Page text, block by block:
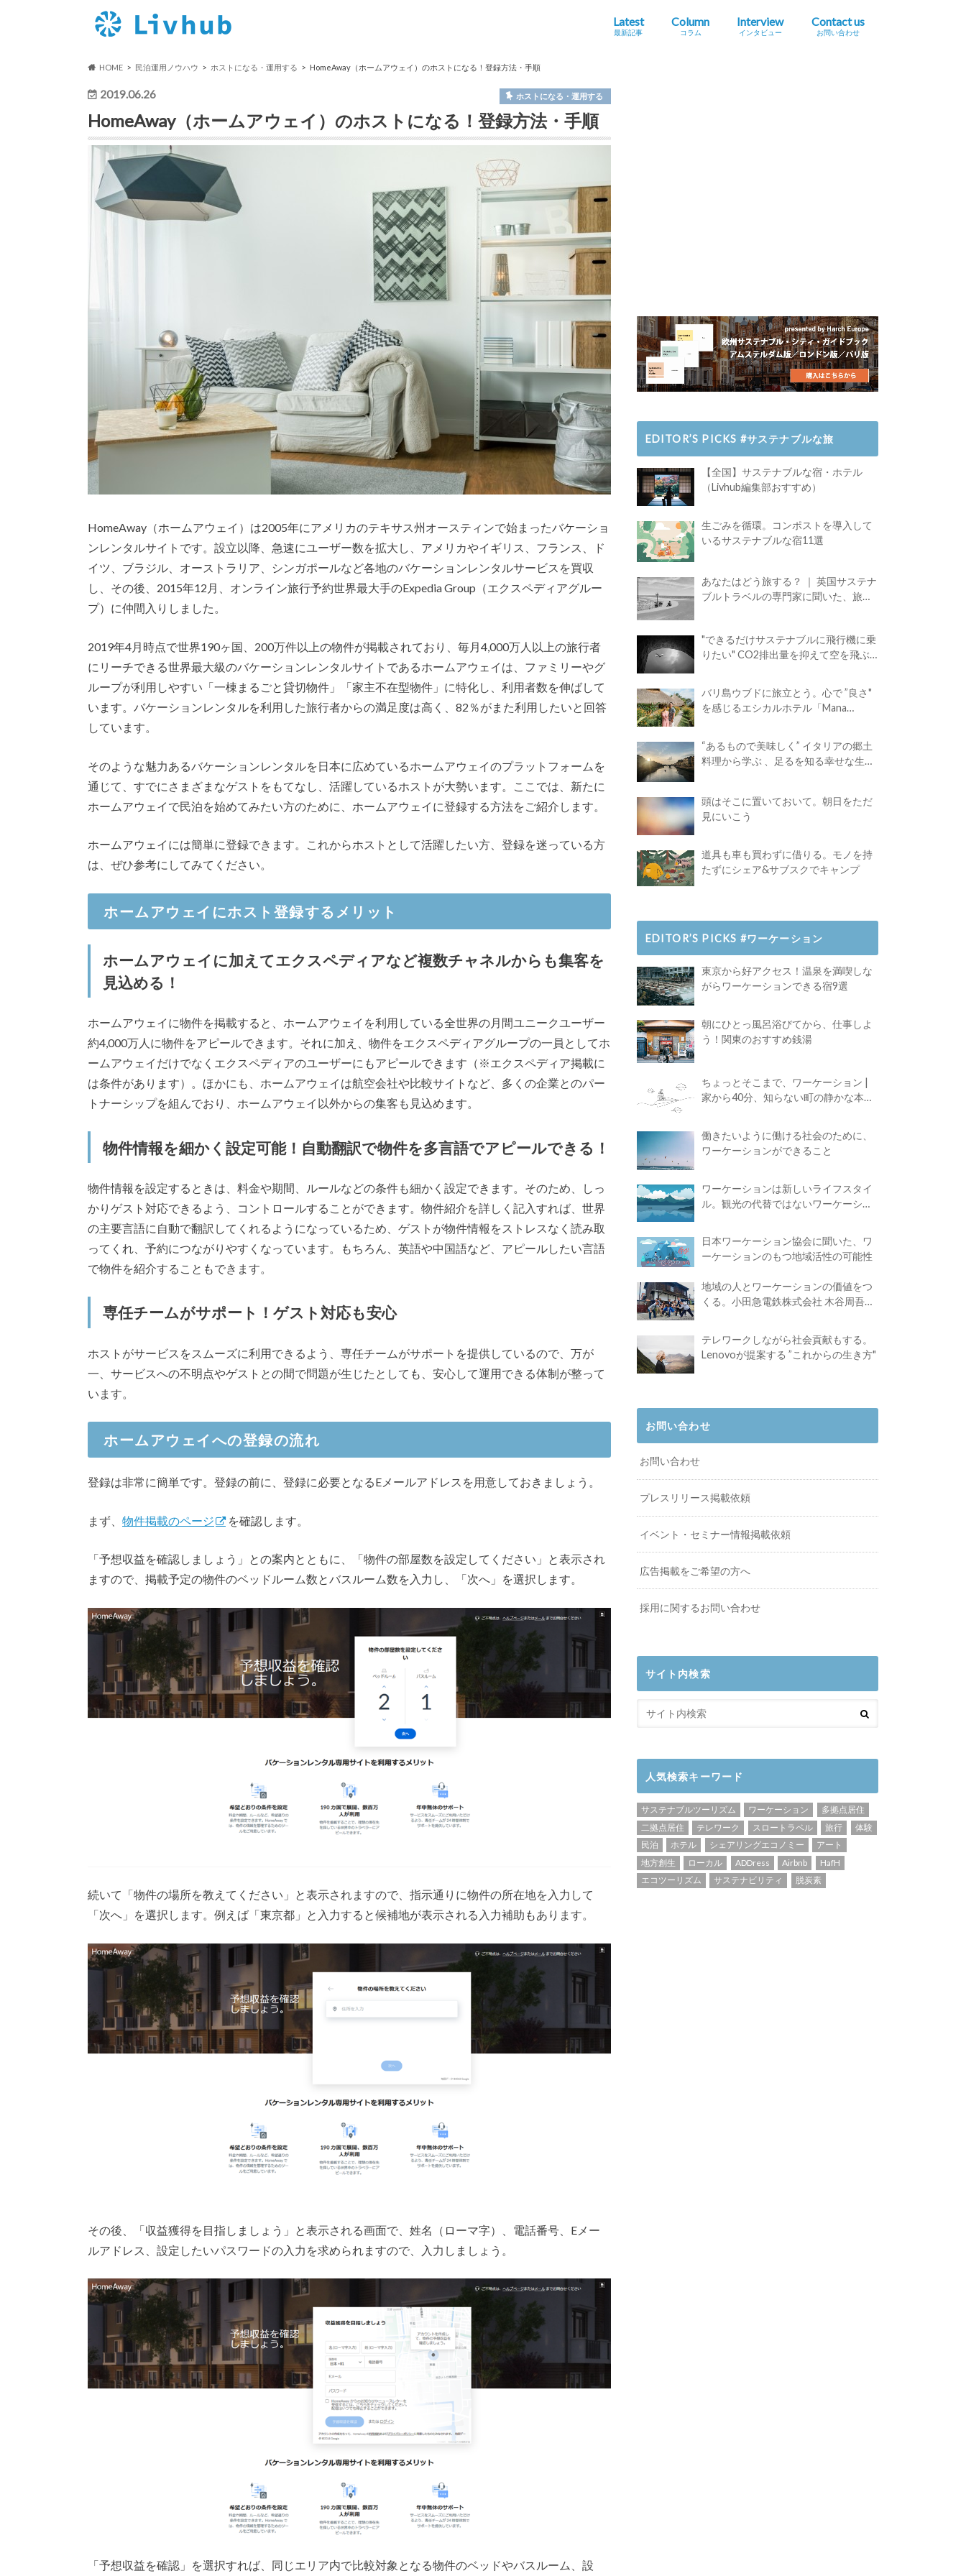
Latest
最新記事
Column
コラム
Interview
インタビュー
Contact us
お問い合わせ
HOME 民泊運用ノウハウ ホストになる・運用する HomeAway（ホームアウェイ）のホストになる！登録方法・手順
2019.06.26 ホストになる・運用する
HomeAway（ホームアウェイ）のホストになる！登録方法・手順
HomeAway（ホームアウェイ）は2005年にアメリカのテキサス州オースティンで始まったバケーショ
ンレンタルサイトです。設立以降、急速にユーザー数を拡大し、アメリカやイギリス、フランス、ド
イツ、ブラジル、オーストラリア、シンガポールなど各地のバケーションレンタルサービスを買収
し、その後、2015年12月、オンライン旅行予約世界最大手のExpedia Group（エクスペディアグルー
プ）に仲間入りしました。
2019年4月時点で世界190ヶ国、200万件以上の物件が掲載されており、毎月4,000万人以上の旅行者
にリーチできる世界最大級のバケーションレンタルサイトであるホームアウェイは、ファミリーやグ
ループが利用しやすい「一棟まるごと貸切物件」「家主不在型物件」に特化し、利用者数を伸ばして
います。バケーションレンタルを利用した旅行者からの満足度は高く、82％がまた利用したいと回答
しています。
そのような魅力あるバケーションレンタルを日本に広めているホームアウェイのプラットフォームを
通じて、すでにさまざまなゲストをもてなし、活躍しているホストが大勢います。ここでは、新たに
ホームアウェイで民泊を始めてみたい方のために、ホームアウェイに登録する方法をご紹介します。
ホームアウェイには簡単に登録できます。これからホストとして活躍したい方、登録を迷っている方
は、ぜひ参考にしてみてください。
ホームアウェイにホスト登録するメリット
ホームアウェイに加えてエクスペディアなど複数チャネルからも集客を
見込める！
ホームアウェイに物件を掲載すると、ホームアウェイを利用している全世界の月間ユニークユーザー
約4,000万人に物件をアピールできます。それに加え、物件をエクスペディアグループの一員としてホ
ームアウェイだけでなくエクスペディアのユーザーにもアピールできます（※エクスペディア掲載に
は条件があります）。ほかにも、ホームアウェイは航空会社や比較サイトなど、多くの企業とのパー
トナーシップを組んでおり、ホームアウェイ以外からの集客も見込めます。
物件情報を細かく設定可能！自動翻訳で物件を多言語でアピールできる！
物件情報を設定するときは、料金や期間、ルールなどの条件も細かく設定できます。そのため、しっ
かりゲスト対応できるよう、コントロールすることができます。物件紹介を詳しく記入すれば、世界
の主要言語に自動で翻訳してくれるようになっているため、ゲストが物件情報をストレスなく読み取
ってくれ、予約につながりやすくなっています。もちろん、英語や中国語など、アピールしたい言語
で物件を紹介することもできます。
専任チームがサポート！ゲスト対応も安心
ホストがサービスをスムーズに利用できるよう、専任チームがサポートを提供しているので、万が
一、サービスへの不明点やゲストとの間で問題が生じたとしても、安心して運用できる体制が整って
います。
ホームアウェイへの登録の流れ
登録は非常に簡単です。登録の前に、登録に必要となるEメールアドレスを用意しておきましょう。
まず、 物件掲載のページ を確認します。
「予想収益を確認しましょう」との案内とともに、「物件の部屋数を設定してください」と表示され
ますので、掲載予定の物件のベッドルーム数とバスルーム数を入力し、「次へ」を選択します。
続いて「物件の場所を教えてください」と表示されますので、指示通りに物件の所在地を入力して
「次へ」を選択します。例えば「東京都」と入力すると候補地が表示される入力補助もあります。
その後、「収益獲得を目指しましょう」と表示される画面で、姓名（ローマ字）、電話番号、Eメー
ルアドレス、設定したいパスワードの入力を求められますので、入力しましょう。
「予想収益を確認」を選択すれば、同じエリア内で比較対象となる物件のベッドやバスルーム、設
EDITOR’S PICKS #サステナブルな旅
【全国】サステナブルな宿・ホテル
（Livhub編集部おすすめ）
生ごみを循環。コンポストを導入して
いるサステナブルな宿11選
あなたはどう旅する？ ｜ 英国サステナ
ブルトラベルの専門家に聞いた、旅の
"できるだけサステナブルに飛行機に乗
りたい" CO2排出量を抑えて空を飛ぶ
バリ島ウブドに旅立とう。心で ”良さ"
を感じるエシカルホテル「Mana
“あるもので美味しく” イタリアの郷土
料理から学ぶ 、足るを知る幸せな生き
頭はそこに置いておいて。朝日をただ
見にいこう
道具も車も買わずに借りる。モノを持
たずにシェア&サブスクでキャンプ
EDITOR’S PICKS #ワーケーション
東京から好アクセス！温泉を満喫しな
がらワーケーションできる宿9選
朝にひとっ風呂浴びてから、仕事しよ
う！関東のおすすめ銭湯
ちょっとそこまで、ワーケーション |
家から40分、知らない町の静かな本屋
働きたいように働ける社会のために、
ワーケーションができること
ワーケーションは新しいライフスタイ
ル。観光の代替ではないワーケーショ
日本ワーケーション協会に聞いた、ワ
ーケーションのもつ地域活性の可能性
地域の人とワーケーションの価値をつ
くる。小田急電鉄株式会社 木谷周吾さ
テレワークしながら社会貢献もする。
Lenovoが提案する ”これからの生き方"
お問い合わせ
お問い合わせ
プレスリリース掲載依頼
イベント・セミナー情報掲載依頼
広告掲載をご希望の方へ
採用に関するお問い合わせ
サイト内検索
人気検索キーワード
サステナブルツーリズム ワーケーション
多拠点居住
二拠点居住
テレワーク スロートラベル 旅行
体験
民泊
ホテル シェアリングエコノミー
アート
地方創生
ローカル ADDress Airbnb
HafH
エコツーリズム
サステナビリティ 脱炭素